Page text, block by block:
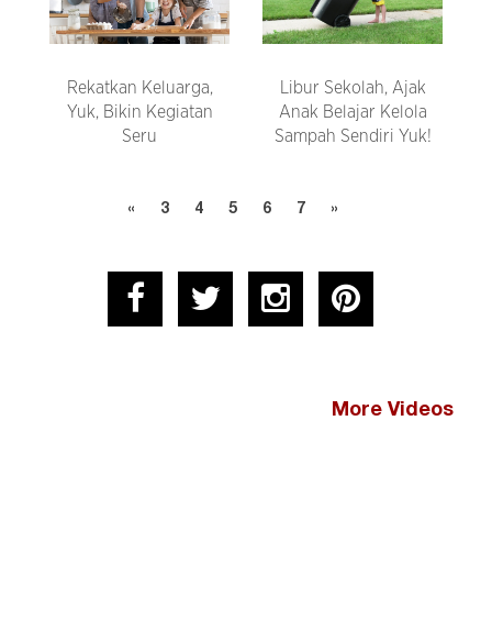
Rekatkan Keluarga,
Yuk, Bikin Kegiatan
Seru
Libur Sekolah, Ajak
Anak Belajar Kelola
Sampah Sendiri Yuk!
« 3 4 5 6 7 »
More Videos